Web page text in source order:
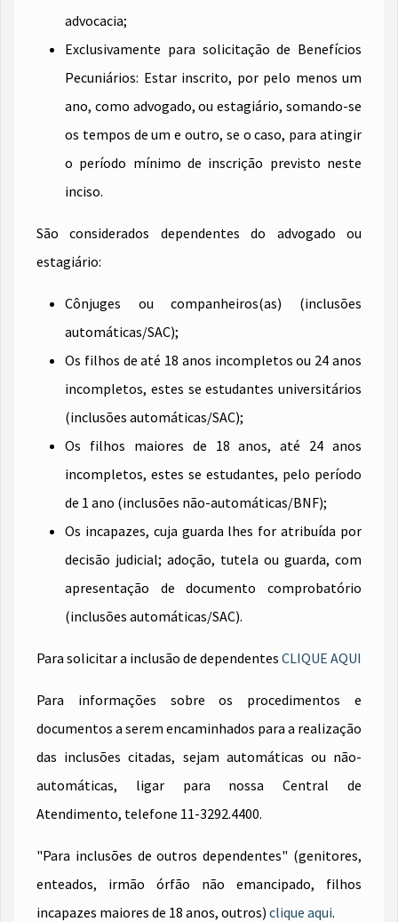
advocacia;
Exclusivamente para solicitação de Benefícios
Pecuniários: Estar inscrito, por pelo menos um
ano, como advogado, ou estagiário, somando-se
os tempos de um e outro, se o caso, para atingir
o período mínimo de inscrição previsto neste
inciso.
São considerados dependentes do advogado ou
estagiário:
Cônjuges ou companheiros(as) (inclusões
automáticas/SAC);
Os filhos de até 18 anos incompletos ou 24 anos
incompletos, estes se estudantes universitários
(inclusões automáticas/SAC);
Os filhos maiores de 18 anos, até 24 anos
incompletos, estes se estudantes, pelo período
de 1 ano (inclusões não-automáticas/BNF);
Os incapazes, cuja guarda lhes for atribuída por
decisão judicial; adoção, tutela ou guarda, com
apresentação de documento comprobatório
(inclusões automáticas/SAC).
Para solicitar a inclusão de dependentes CLIQUE AQUI
Para informações sobre os procedimentos e
documentos a serem encaminhados para a realização
das inclusões citadas, sejam automáticas ou não-
automáticas, ligar para nossa Central de
Atendimento, telefone 11-3292.4400.
"Para inclusões de outros dependentes" (genitores,
enteados, irmão órfão não emancipado, filhos
incapazes maiores de 18 anos, outros) clique aqui.